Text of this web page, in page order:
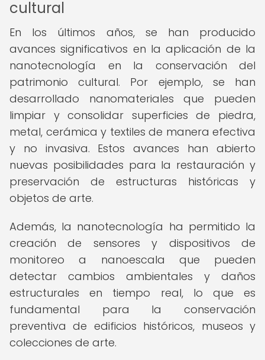
cultural
En los últimos años, se han producido
avances significativos en la aplicación de la
nanotecnología en la conservación del
patrimonio cultural. Por ejemplo, se han
desarrollado nanomateriales que pueden
limpiar y consolidar superficies de piedra,
metal, cerámica y textiles de manera efectiva
y no invasiva. Estos avances han abierto
nuevas posibilidades para la restauración y
preservación de estructuras históricas y
objetos de arte.
Además, la nanotecnología ha permitido la
creación de sensores y dispositivos de
monitoreo a nanoescala que pueden
detectar cambios ambientales y daños
estructurales en tiempo real, lo que es
fundamental para la conservación
preventiva de edificios históricos, museos y
colecciones de arte.